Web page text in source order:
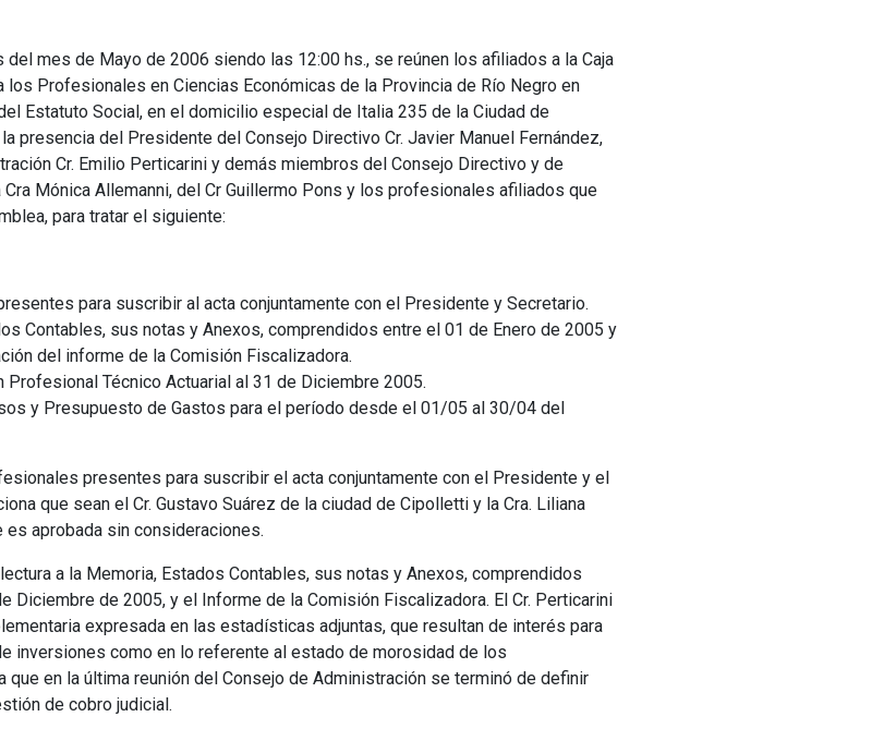
mes de Mayo de 2006 siendo las 12:00 hs., se reúnen los afiliados a la Caja
los Profesionales en Ciencias Económicas de la Provincia de Río Negro en
Estatuto Social, en el domicilio especial de Italia 235 de la Ciudad de
presencia del Presidente del Consejo Directivo Cr. Javier Manuel Fernández,
Cr. Emilio Perticarini y demás miembros del Consejo Directivo y de
Mónica Allemanni, del Cr Guillermo Pons y los profesionales afiliados que
para tratar el siguiente:
para suscribir al acta conjuntamente con el Presidente y Secretario.
Contables, sus notas y Anexos, comprendidos entre el 01 de Enero de 2005 y
del informe de la Comisión Fiscalizadora.
Técnico Actuarial al 31 de Diciembre 2005.
y Presupuesto de Gastos para el período desde el 01/05 al 30/04 del
presentes para suscribir el acta conjuntamente con el Presidente y el
que sean el Cr. Gustavo Suárez de la ciudad de Cipolletti y la Cra. Liliana
aprobada sin consideraciones.
a la Memoria, Estados Contables, sus notas y Anexos, comprendidos
Diciembre de 2005, y el Informe de la Comisión Fiscalizadora. El Cr. Perticarini
expresada en las estadísticas adjuntas, que resultan de interés para
inversiones como en lo referente al estado de morosidad de los
que en la última reunión del Consejo de Administración se terminó de definir
de cobro judicial.